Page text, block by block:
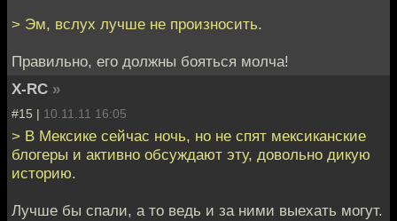
> Эм, вслух лучше не произносить.
Правильно, его должны бояться молча!
X-RC »
#15 | 10.11.11 16:05
> В Мексике сейчас ночь, но не спят мексиканские
блогеры и активно обсуждают эту, довольно дикую
историю.
Лучше бы спали, а то ведь и за ними выехать могут.